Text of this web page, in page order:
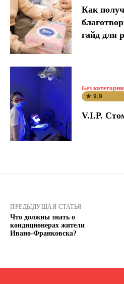
Как
гайд для
Без категории
★ 9.9
V.I.P.
ПРЕДЫДУЩАЯ СТАТЬЯ
Что должны знать о
кондиционерах жители
Ивано-Франковска?